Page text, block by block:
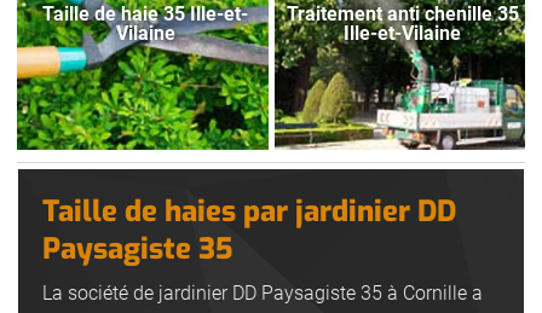
Taille de haie 35 Ille-et-
Vilaine
Traitement anti chenille 35
Ille-et-Vilaine
Taille de haies par jardinier DD
Paysagiste 35
La société de jardinier DD Paysagiste 35 à Cornille a